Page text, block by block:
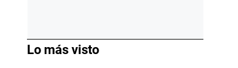
Lo más visto